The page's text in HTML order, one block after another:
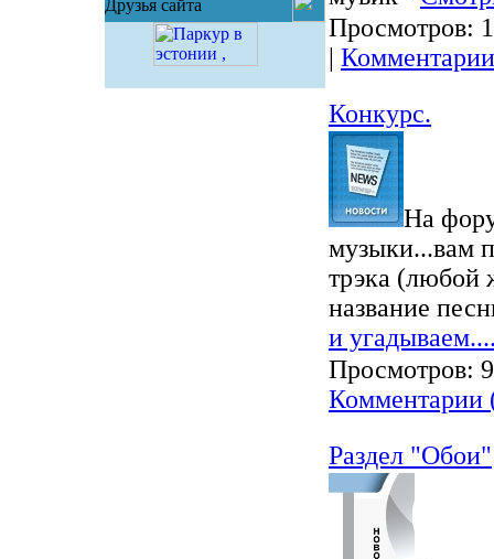
Друзья сайта
Просмотров:
|
Конкурс.
На
музыки...вам
трэка (любой
название
и
Просмотров:
Комментарии
Раздел "Обои"